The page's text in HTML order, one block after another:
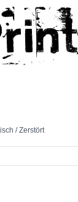
/Zerstört